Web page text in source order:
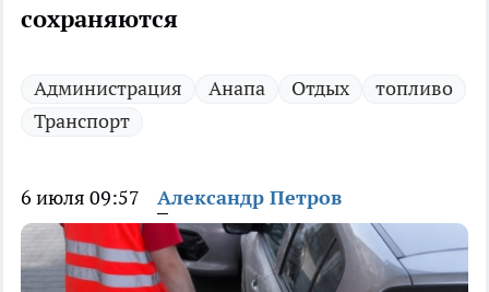
сохраняются
Администрация Анапа Отдых
топливо
Транспорт
6 июля 09:57 Александр Петров